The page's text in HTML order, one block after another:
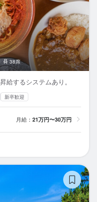
38席
給するシステムあり。
新卒歓迎
月給： 21万円〜30万円